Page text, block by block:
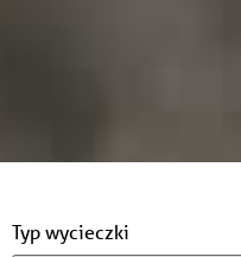
Typ wycieczki